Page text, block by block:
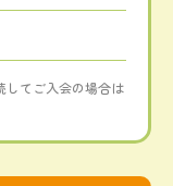
てご入会の場合は